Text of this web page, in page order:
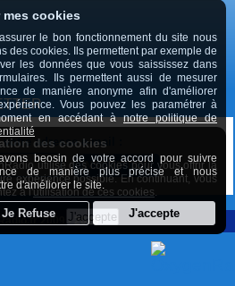
PODCASTS LE JOURNAL DES
SPORTS
adresse e-mail :
INSCRIPTION
2009 - 2020
des cookies
utilise des cookies pour vous offrir la
expérience possible. En continuant, vous
à l'utilisation de ces cookies.
mes cookies
le bon fonctionnement du site nous
des cookies. Ils permettent par exemple de
les données que vous saississez dans
Ils permettent aussi de mesurer
de manière anonyme afin d'améliorer
Vous pouvez les paramétrer à
en accédant ànotre politique de
beosin de votre accord pour suivre
de manière plus précise et nous
d'améliorer le site.